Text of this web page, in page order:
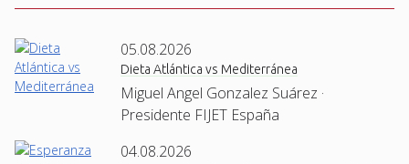
05.08.2026
Dieta Atlántica vs Mediterránea
Miguel Angel Gonzalez Suárez ·
Presidente FIJET España
04.08.2026